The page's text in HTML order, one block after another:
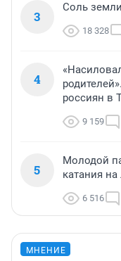
3
Соль
18 328
4
россиян в
9 159
5
Молодой
катания
6 516
МНЕНИЕ